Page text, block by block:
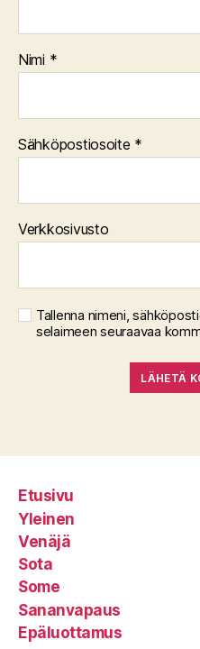
Nimi *
Sähköpostiosoite *
Verkkosivusto
Tallenna nimeni,
selaimeen seuraavaa
Etusivu
Yleinen
Venäjä
Sota
Some
Sananvapaus
Epäluottamus